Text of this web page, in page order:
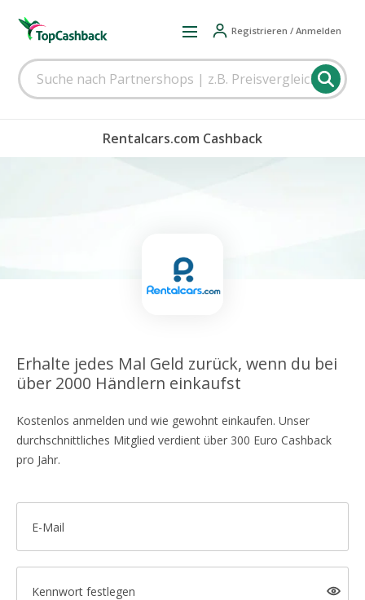
Registrieren / Anmelden
Rentalcars.com Cashback
Erhalte jedes Mal Geld zurück, wenn du bei
über 2000 Händlern einkaufst
Kostenlos anmelden und wie gewohnt einkaufen. Unser
durchschnittliches Mitglied verdient über 300 Euro Cashback
pro Jahr.
E-Mail
Kennwort festlegen